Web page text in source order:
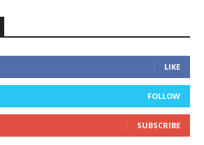
LIKE
FOLLOW
SUBSCRIBE